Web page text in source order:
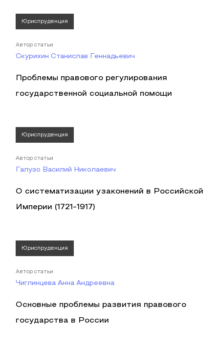
Юриспруденция
Автор статьи
Скурихин Станислав Геннадьевич
Проблемы правового регулирования
государственной социальной помощи
Юриспруденция
Автор статьи
Галузо Василий Николаевич
О систематизации узаконений в Российской
Империи (1721-1917)
Юриспруденция
Автор статьи
Чиглинцева Анна Андреевна
Основные проблемы развития правового
государства в России